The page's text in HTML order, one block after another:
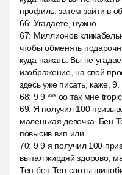
профиль, затем зайти в
66: Угадаете, нужно.
67: Миллионов
чтобы обменять
куда нажать. Вы не
изображение, на свой
здесь уже писать, каже, 9.
68: 9 9 *** оо так мне
69: Я получил 100
маленькая девочка. Бен
повысив вип или.
70: 9 9 я получил 100
выпал жирдяй здорово,
Тен бен Тен слоты